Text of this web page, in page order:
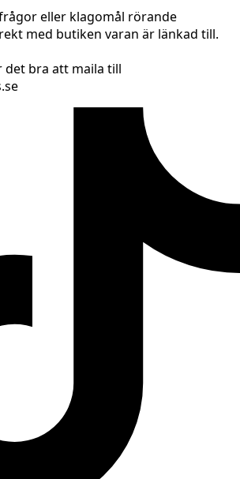
eller klagomål rörande
med butiken varan är länkad till.
det bra att maila till